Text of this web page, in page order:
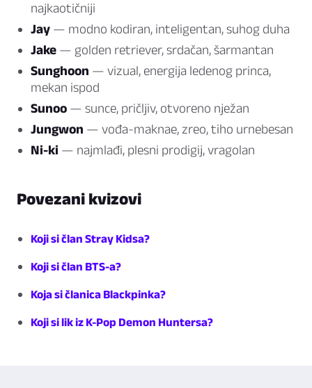
najkaotičniji
Jay — modno kodiran, inteligentan, suhog duha
Jake — golden retriever, srdačan, šarmantan
Sunghoon — vizual, energija ledenog princa,
mekan ispod
Sunoo — sunce, pričljiv, otvoreno nježan
Jungwon — vođa-maknae, zreo, tiho urnebesan
Ni-ki — najmlađi, plesni prodigij, vragolan
Povezani kvizovi
Koji si član Stray Kidsa?
Koji si član BTS-a?
Koja si članica Blackpinka?
Koji si lik iz K-Pop Demon Huntersa?